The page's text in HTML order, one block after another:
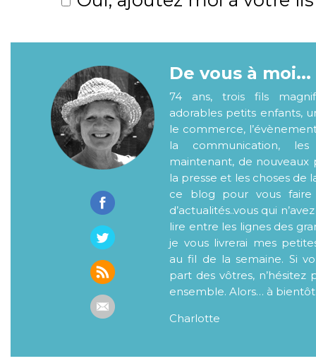
De vous à moi...
74 ans, trois fils
adorables petits enfants,
le commerce,
la communication,
maintenant, de nouveaux
la presse et les choses de
ce blog pour vous faire
d’actualités..vous qui
lire entre les lignes des
je vous livrerai mes
au fil de la semaine. Si
part des vôtres, n’hésitez
ensemble. Alors… à bientôt
Charlotte